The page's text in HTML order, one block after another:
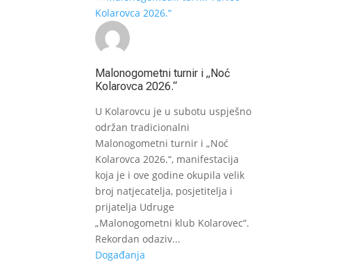
Malonogometni turnir i „Noć
Kolarovca 2026.“
U Kolarovcu je u subotu uspješno
održan tradicionalni
Malonogometni turnir i „Noć
Kolarovca 2026.“, manifestacija
koja je i ove godine okupila velik
broj natjecatelja, posjetitelja i
prijatelja Udruge
„Malonogometni klub Kolarovec“.
Rekordan odaziv...
Događanja